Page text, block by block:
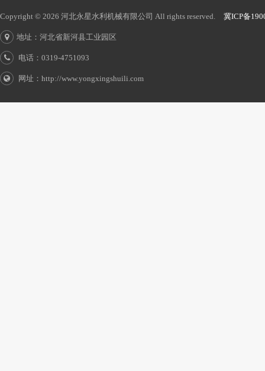
Copyright © 2026 河北永星水利机械有限公司 All rights reserved. 冀ICP备
地址：河北省新河县工业园区
电话：0319-4751093
网址：http://www.yongxingshuili.com